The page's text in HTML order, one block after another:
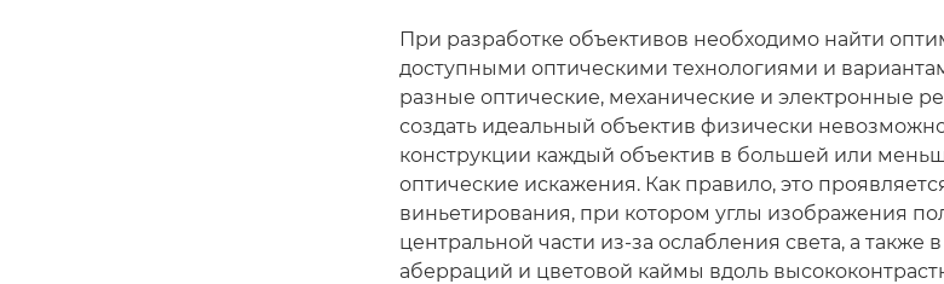
При разработке объективов необходимо найти
доступными оптическими технологиями и
разные оптические, механические и электронные
создать идеальный объектив физически
конструкции каждый объектив в большей или
оптические искажения. Как правило, это
виньетирования, при котором углы изображения
центральной части из-за ослабления света, а также
аберраций и цветовой каймы вдоль